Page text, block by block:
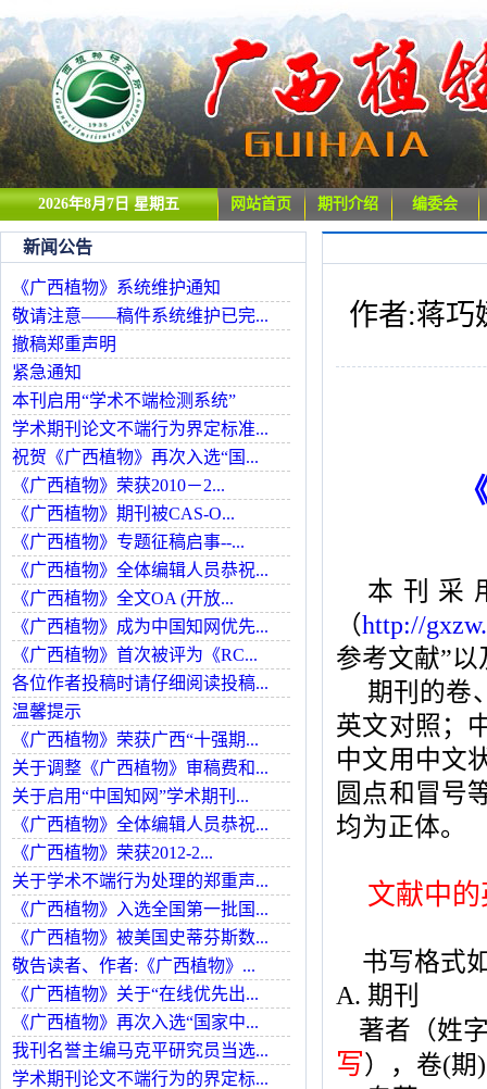
2026年8月7日 星期五 网站首页 期刊介绍 编委会
新闻公告
《广西植物》系统维护通知
敬请注意——稿件系统维护已完...
撤稿郑重声明
紧急通知
本刊启用“学术不端检测系统”
学术期刊论文不端行为界定标准...
祝贺《广西植物》再次入选“国...
《广西植物》荣获2010－2...
《广西植物》期刊被CAS-O...
《广西植物》专题征稿启事--...
《广西植物》全体编辑人员恭祝...
《广西植物》全文OA (开放...
《广西植物》成为中国知网优先...
《广西植物》首次被评为《RC...
各位作者投稿时请仔细阅读投稿...
温馨提示
《广西植物》荣获广西“十强期...
关于调整《广西植物》审稿费和...
关于启用“中国知网”学术期刊...
《广西植物》全体编辑人员恭祝...
《广西植物》荣获2012-2...
关于学术不端行为处理的郑重声...
《广西植物》入选全国第一批国...
《广西植物》被美国史蒂芬斯数...
敬告读者、作者:《广西植物》...
《广西植物》关于“在线优先出...
《广西植物》再次入选“国家中...
我刊名誉主编马克平研究员当选...
学术期刊论文不端行为的界定标...
作者:蒋巧
本刊采
（http://
参考文献”
期刊的卷
英文对照；
中文用中文
圆点和冒号
均为正体。
文献中
书写格式
A. 期刊
著者（姓
写），卷(期